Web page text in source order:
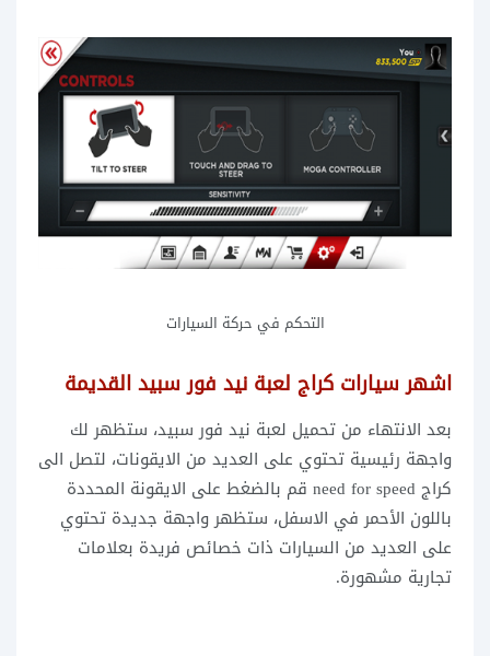
التحكم في حركة السيارات
اشهر سيارات كراج لعبة نيد فور سبيد القديمة
بعد الانتهاء من تحميل لعبة نيد فور سبيد، ستظهر لك
واجهة رئيسية تحتوي على العديد من الايقونات، لتصل الى
كراج need for speed قم بالضغط على الايقونة المحددة
باللون الأحمر في الاسفل، ستظهر واجهة جديدة تحتوي
على العديد من السيارات ذات خصائص فريدة بعلامات
تجارية مشهورة.